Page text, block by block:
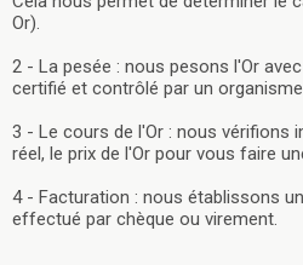
Or).
2 - La pesée : nous pesons l'Or
certifié et contrôlé par un
3 - Le cours de l'Or : nous vérifions
réel, le prix de l'Or pour vous faire
4 - Facturation : nous établissons
effectué par chèque ou virement.